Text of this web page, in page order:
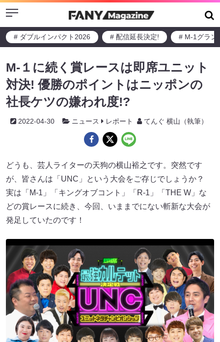
Menu
# ダブルインパクト2026 # 配信延長決定! # M-1グラン
M-１に続く賞レースは即席ユニット
対決! 優勝のポイントはニッポンの
社長ケツの嫌われ度!?
2022-04-30 ニュース レポート てんぐ 横山（執筆）
どうも、芸人ライターの天狗の横山裕之です。突然です
が、皆さんは「UNC」という大会をご存じでしょうか？
実は「M-1」「キングオブコント」「R-1」「THE W」な
どの賞レースに続き、今回、いままでにない斬新な大会が
発足していたのです！